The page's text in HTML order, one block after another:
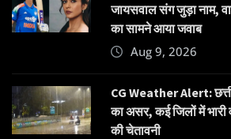
जायसवाल संग जुड़ा नाम,
का सामने आया जवाब
Aug 9, 2026
CG Weather Alert:
का असर, कई जिलों में भारी
की चेतावनी